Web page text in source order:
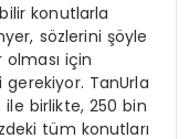
konutlarla
sözlerini şöyle
için
TanUrla
ile birlikte, 250 bin
tüm konutları